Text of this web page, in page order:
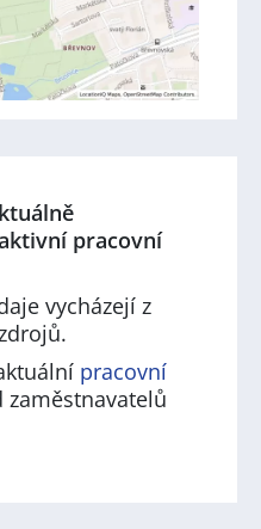
pracovní
vycházejí z
pracovní
zaměstnavatelů